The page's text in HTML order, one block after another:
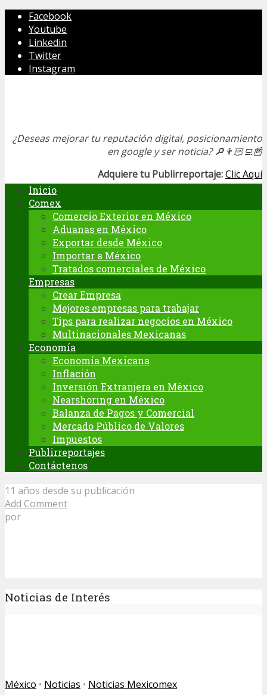
Facebook
Youtube
Linkedin
Twitter
Instagram
¿Deseas mejorar tu reputación digital, posicionamiento
en google y ser noticia?🔎👨🏻‍💻📰
Adquiere tu Publirreportaje:Clic Aquí
Inicio
Comex
Comercio Exterior en México
Aduanas en México
Exportar desde México
Importar a México
Tratados comerciales de México
Empresas
Crear Empresa
Mejores empresas para trabajar
Tips para realizar negocios en México
Multinacionales Mexicanas
Economía
Economía Mexicana
Inflación
Inversión Extranjera en México
Nearshoring en México
Balanza de Pagos y Comercial
Mercado Público de Valores
Impuestos
Publirreportajes
Contáctenos
11 años desde su publicación
Add Comment
por
Noticias de Interés
México • Noticias • Noticias Mexicomex